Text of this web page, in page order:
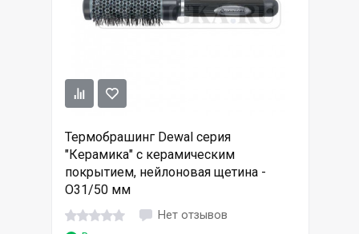
Термобрашинг Dewal серия
"Керамика" с керамическим
покрытием, нейлоновая щетина -
O31/50 мм
Нет отзывов